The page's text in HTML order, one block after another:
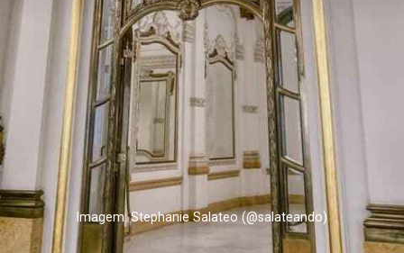
Imagem: Stephanie Salateo (@salateando)